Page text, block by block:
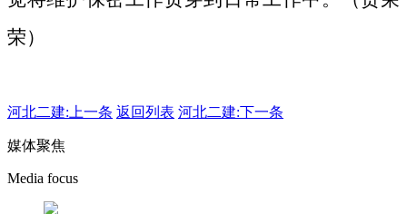
荣）
河北二建: 上一条 返回列表 河北二建:下一条
媒体聚焦
Media focus